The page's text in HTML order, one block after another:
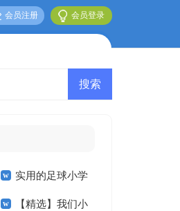
会员登录
会员注册
实用的足球小学
作文合集八篇
【精选】我们小